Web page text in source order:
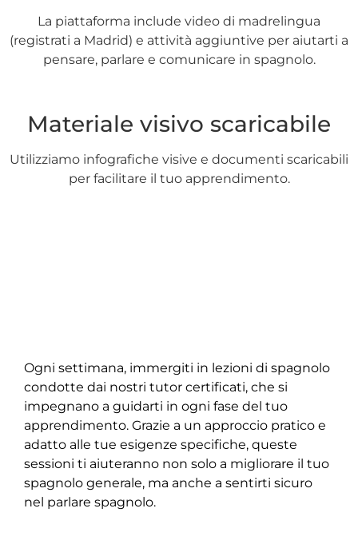
La piattaforma include video di madrelingua
(registrati a Madrid) e attività aggiuntive per aiutarti a
pensare, parlare e comunicare in spagnolo.
Materiale visivo scaricabile
Utilizziamo infografiche visive e documenti scaricabili
per facilitare il tuo apprendimento.
Ogni settimana, immergiti in lezioni di spagnolo
condotte dai nostri tutor certificati, che si
impegnano a guidarti in ogni fase del tuo
apprendimento. Grazie a un approccio pratico e
adatto alle tue esigenze specifiche, queste
sessioni ti aiuteranno non solo a migliorare il tuo
spagnolo generale, ma anche a sentirti sicuro
nel parlare spagnolo.